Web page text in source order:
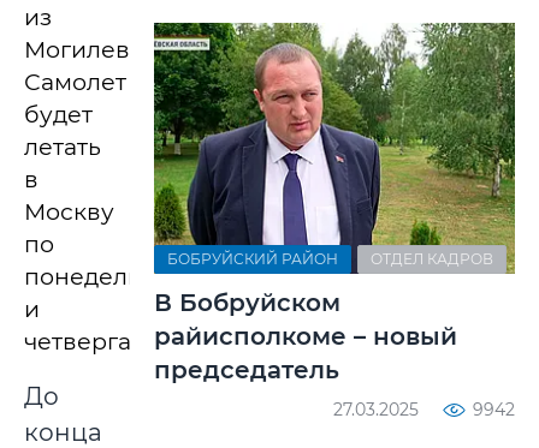
из
Могилева.
Самолет
будет
летать
в
Москву
по
понедельникам
и
четвергам.
До
конца
БОБРУЙСКИЙ РАЙОН ОТДЕЛ КАДРОВ
В Бобруйском
райисполкоме – новый
председатель
27.03.2025 9942